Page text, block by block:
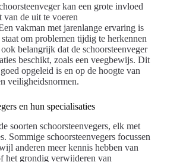
kan een grote invloed
de uit te voeren
vakman met jarenlange ervaring is
om problemen tijdig te herkennen
belangrijk dat de schoorsteenveger
beschikt, zoals een veegbewijs. Dit
opgeleid is en op de hoogte van
veiligheidsnormen.
en hun specialisaties
soorten schoorsteenvegers, elk met
Sommige schoorsteenvegers focussen
anderen meer kennis hebben van
het grondig verwijderen van